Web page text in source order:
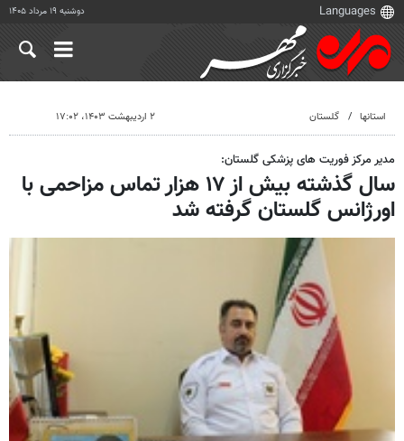
دوشنبه ۱۹ مرداد ۱۴۰۵
استانها گلستان ۲ اردیبهشت ۱۴۰۳، ۱۷:۰۲
مدیر مرکز فوریت های پزشکی گلستان:
سال گذشته بیش از ۱۷ هزار تماس مزاحمی با
اورژانس گلستان گرفته شد